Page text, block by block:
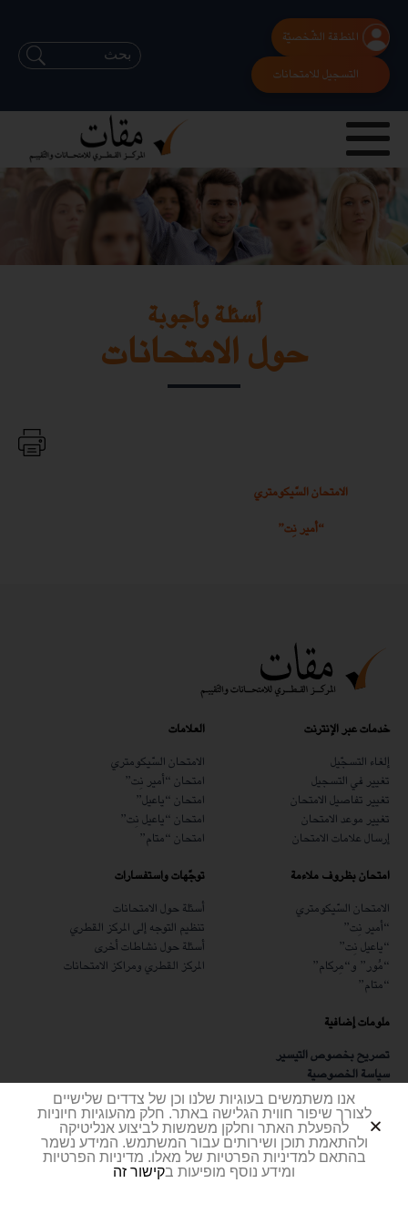
المنطقة الشّخصيّة
التسجيل للامتحانات
أسئلة وأجوبة
حول الامتحانات
الامتحان السّيكومتري
“أمير نِت”
خدمات عبر الإنترنت
إلغاء التسجّيل
تغيير في التسجيل
تغيير تفاصيل الامتحان
تغيير موعد الامتحان
إرسال علامات الامتحان
العلامات
الامتحان السّيكومتري
امتحان “أمير نِت”
امتحان “ياعيل”
امتحان “ياعيل نِت”
امتحان “متام”
امتحان بظروف ملاءمة
الامتحان السّيكومتري
“أمير نِت”
“ياعيل نِت”
“مُور” و“مِركام”
“متام”
توجّهات واستفسارات
أسئلة حول الامتحانات
تنظيم التوجه إلى المركز القطري
أسئلة حول نشاطات أخرى
المركز القطري ومراكز الامتحانات
ملومات إضافية
تصريح بخصوص التيسير
سياسة الخصوصية
شهادة أمن المعلومات
مطلوب
אנו משתמשים בעוגיות שלנו וכן של צדדים שלישיים
לצורך שיפור חווית הגלישה באתר. חלק מהעוגיות חיוניות
להפעלת האתר וחלקן משמשות לביצוע אנליטיקה
ולהתאמת תוכן ושירותים עבור המשתמש. המידע נשמר
בהתאם למדיניות הפרטיות של מאלו. מדיניות הפרטיות
ומידע נוסף מופיעות בקישור זה